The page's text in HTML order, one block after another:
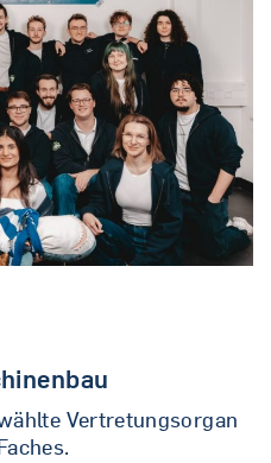
Vertretungsorgan